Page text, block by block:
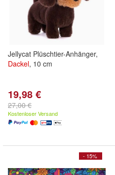
Jellycat Plüschtier-Anhänger,
Dackel, 10 cm
19,98 €
27,00 €
Kostenloser Versand
- 15%